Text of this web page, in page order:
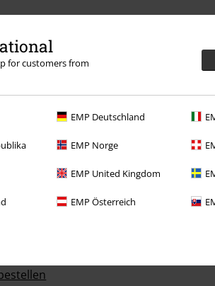
for customers from
EMP Deutschland
EMP Norge
EMP United Kingdom
EMP Österreich